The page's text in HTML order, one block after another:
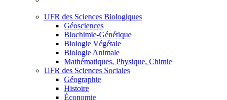
UFR des Sciences Biologiques
Géosciences
Biochimie-Génétique
Biologie Végétale
Biologie Animale
Mathématiques, Physique, Chimie
UFR des Sciences Sociales
Géographie
Histoire
Économie